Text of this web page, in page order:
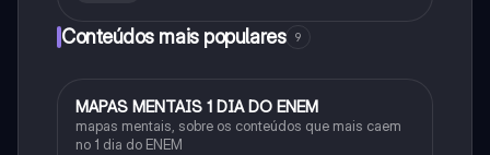
Conteúdos mais populares 9
Português
MAPAS MENTAIS 1 DIA DO ENEM
mapas mentais, sobre os conteúdos que mais caem
no 1 dia do ENEM